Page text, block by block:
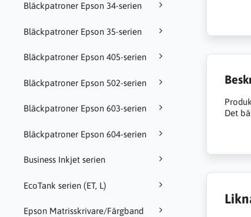
Bläckpatroner Epson 34-serien
Bläckpatroner Epson 35-serien
Bläckpatroner Epson 405-serien
Bläckpatroner Epson 502-serien
Bläckpatroner Epson 603-serien
Bläckpatroner Epson 604-serien
Business Inkjet serien
EcoTank serien (ET, L)
Epson Matrisskrivare/Färgband
Det